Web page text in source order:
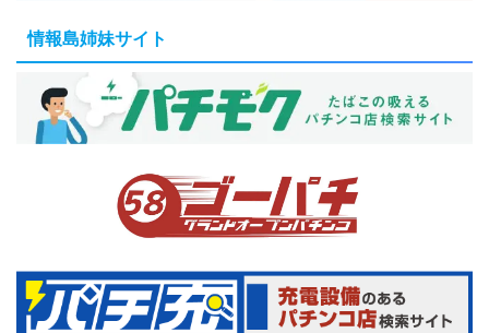
情報島姉妹サイト